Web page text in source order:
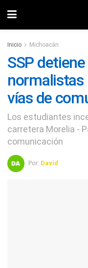
Inicio Michoacán
SSP
normalistas
vías de
Los estudiantes
carretera Morelia -
comunicación
Por: David